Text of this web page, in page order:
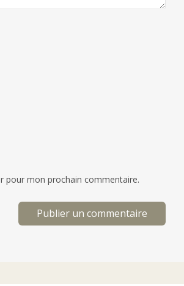
pour mon prochain commentaire.